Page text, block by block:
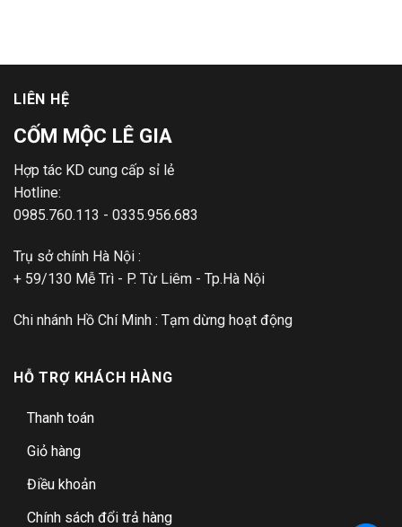
LIÊN HỆ
CỐM MỘC LÊ GIA
Hợp tác KD cung cấp sỉ lẻ
Hotline:
0985.760.113 - 0335.956.683
Trụ sở chính Hà Nội :
+ 59/130 Mễ Trì - P. Từ Liêm - Tp.Hà Nội
Chi nhánh Hồ Chí Minh : Tạm dừng hoạt động
HỖ TRỢ KHÁCH HÀNG
Thanh toán
Giỏ hàng
Điều khoản
Chính sách đổi trả hàng